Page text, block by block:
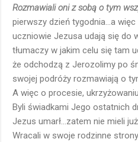
Rozmawiali oni z sobą o tym
pierwszy dzień tygodnia...a
uczniowie Jezusa udają się do
tłumaczy w jakim celu się tam
że odchodzą z Jerozolimy po
swojej podróży rozmawiają o
A więc o procesie,
Byli świadkami Jego ostatnich
Jezus umarł...zatem nie mieli
Wracali w swoje rodzinne